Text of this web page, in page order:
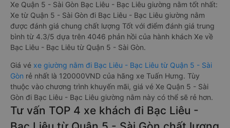
Xe Quận 5 - Sài Gòn Bạc Liêu - Bạc Liêu giường nằm tốt nhất:
Xe từ Quận 5 - Sài Gòn đi Bạc Liêu - Bạc Liêu giường nằm
được đánh giá chung chất lượng Tốt với điểm đánh giá trung
bình từ 4.3/5 dựa trên 4046 phản hồi của hành khách Xe về
Bạc Liêu - Bạc Liêu từ Quận 5 - Sài Gòn.
Giá vé xe giường nằm đi Bạc Liêu - Bạc Liêu từ Quận 5 - Sài
Gòn rẻ nhất là 120000VND của hãng xe Tuấn Hưng. Tùy
thuộc vào chương trình khuyến mãi, giá vé Xe Quận 5 - Sài
Gòn đi Bạc Liêu - Bạc Liêu giường nằm này có thể sẽ rẻ hơn.
Tư vấn TOP 4 xe khách đi Bạc Liêu -